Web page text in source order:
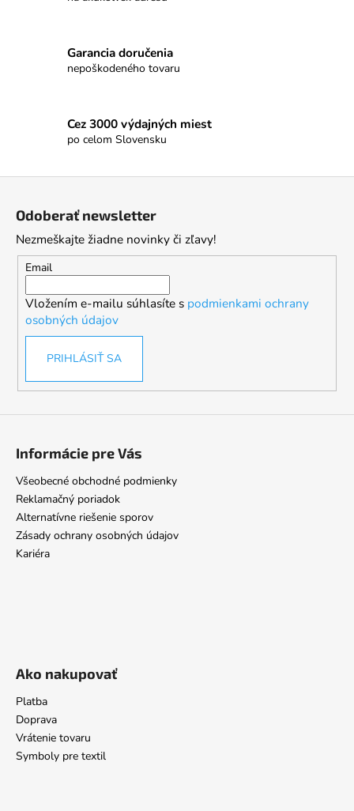
Garancia doručenia
nepoškodeného tovaru
Cez 3000 výdajných miest
po celom Slovensku
Odoberať newsletter
Nezmeškajte žiadne novinky či zľavy!
Email
Vložením e-mailu súhlasíte s podmienkami ochrany
osobných údajov
PRIHLÁSIŤ SA
Informácie pre Vás
Všeobecné obchodné podmienky
Reklamačný poriadok
Alternatívne riešenie sporov
Zásady ochrany osobných údajov
Kariéra
Ako nakupovať
Platba
Doprava
Vrátenie tovaru
Symboly pre textil